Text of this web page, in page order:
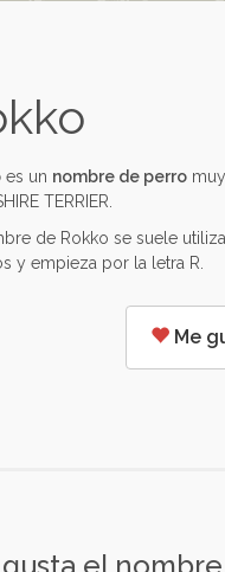
es un nombre de perro
TERRIER.
de Rokko se suele
y empieza por la letra R.
Me